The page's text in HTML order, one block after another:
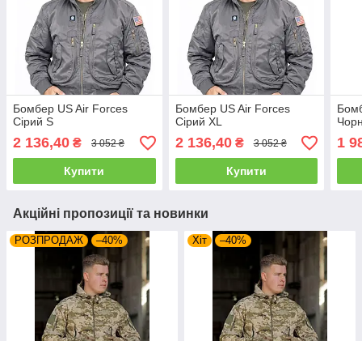
Бомбер US Air Forces
Сірий S
2 136,40 ₴ 3 052 ₴
Купити
Бомбер US Air Forces
Сірий XL
2 136,40₴ 3 052 ₴
Купити
1
Акційні пропозиції та новинки
РОЗПРОДАЖ –40% Хіт –40%